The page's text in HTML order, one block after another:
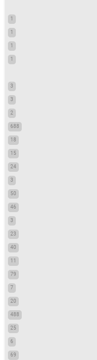
1
1
1
1
3
3
2
688
18
15
24
3
50
46
3
23
40
11
79
7
20
488
25
6
69